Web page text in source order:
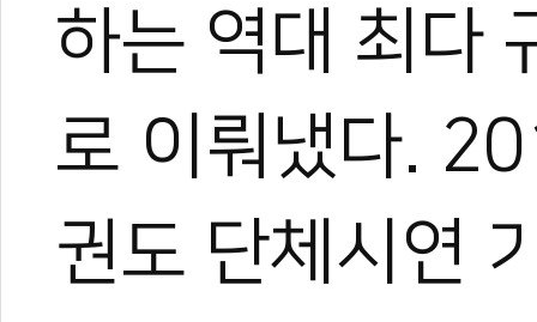
하는 역대 최다
로 이뤄냈다.
권도 단체시연